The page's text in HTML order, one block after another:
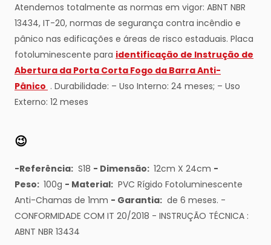
Atendemos totalmente as normas em vigor: ABNT NBR
13434, IT-20, normas de segurança contra incêndio e
pânico nas edificações e áreas de risco estaduais. Placa
fotoluminescente para identificação de Instrução de
Abertura da Porta Corta Fogo da Barra Anti-
Pânico . Durabilidade: – Uso Interno: 24 meses; – Uso
Externo: 12 meses
😉
-Referência: S18 - Dimensão: 12cm X 24cm -
Peso: 100g - Material: PVC Rígido Fotoluminescente
Anti-Chamas de 1mm - Garantia: de 6 meses. -
CONFORMIDADE COM IT 20/2018 - INSTRUÇÃO TÉCNICA :
ABNT NBR 13434